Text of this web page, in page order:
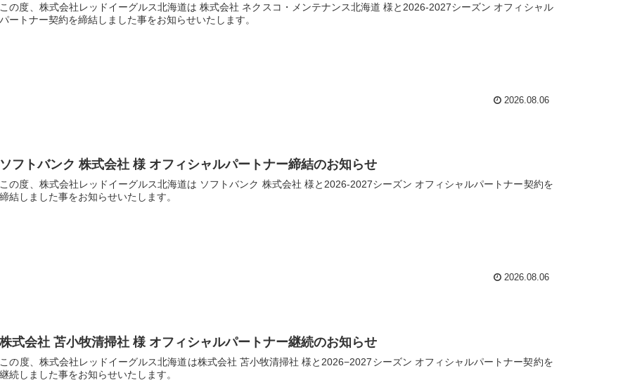
この度、株式会社レッドイーグルス北海道は 株式会社 ネクスコ・メンテナンス北海道 様と2026-2027シーズン オフィシャル
パートナー契約を締結しました事をお知らせいたします。
2026.08.06
ソフトバンク 株式会社 様 オフィシャルパートナー締結のお知らせ
この度、株式会社レッドイーグルス北海道は ソフトバンク 株式会社 様と2026-2027シーズン オフィシャルパートナー契約を
締結しました事をお知らせいたします。
2026.08.06
株式会社 苫小牧清掃社 様 オフィシャルパートナー継続のお知らせ
この度、株式会社レッドイーグルス北海道は株式会社 苫小牧清掃社 様と2026−2027シーズン オフィシャルパートナー契約を
継続しました事をお知らせいたします。